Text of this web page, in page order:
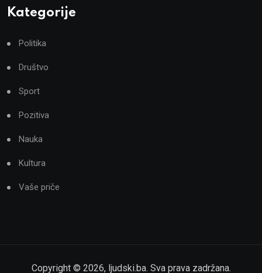
Kategorije
Politika
Društvo
Sport
Pozitiva
Nauka
Kultura
Vaše priče
Copyright © 2026, ljudski.ba. Sva prava zadržana.